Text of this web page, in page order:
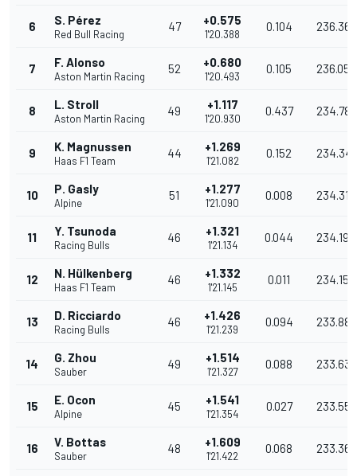
6 S. Pérez
Red Bull Racing
47 +0.575
1'20.388
0.104 236.363
7 F. Alonso
Aston Martin Racing
52 +0.680
1'20.493
0.105 236.055
8 L. Stroll
Aston Martin Racing
49 +1.117
1'20.930
0.437 234.780
9 K. Magnussen
Haas F1 Team
44 +1.269
1'21.082
0.152
10 P. Gasly
Alpine
51 +1.277
1'21.090
0.008 234.317
11 Y. Tsunoda
Racing Bulls
46 +1.321
1'21.134
0.044 234.190
12 N. Hülkenberg
Haas F1 Team
46 +1.332
1'21.145
0.011 234.158
13 D. Ricciardo
Racing Bulls
46 +1.426
1'21.239
0.094 233.887
14 G. Zhou
Sauber
49 +1.514
1'21.327
0.088 233.634
15 E. Ocon
Alpine
45 +1.541
1'21.354
0.027 233.557
16 V. Bottas
Sauber
48 +1.609
1'21.422
0.068 233.361